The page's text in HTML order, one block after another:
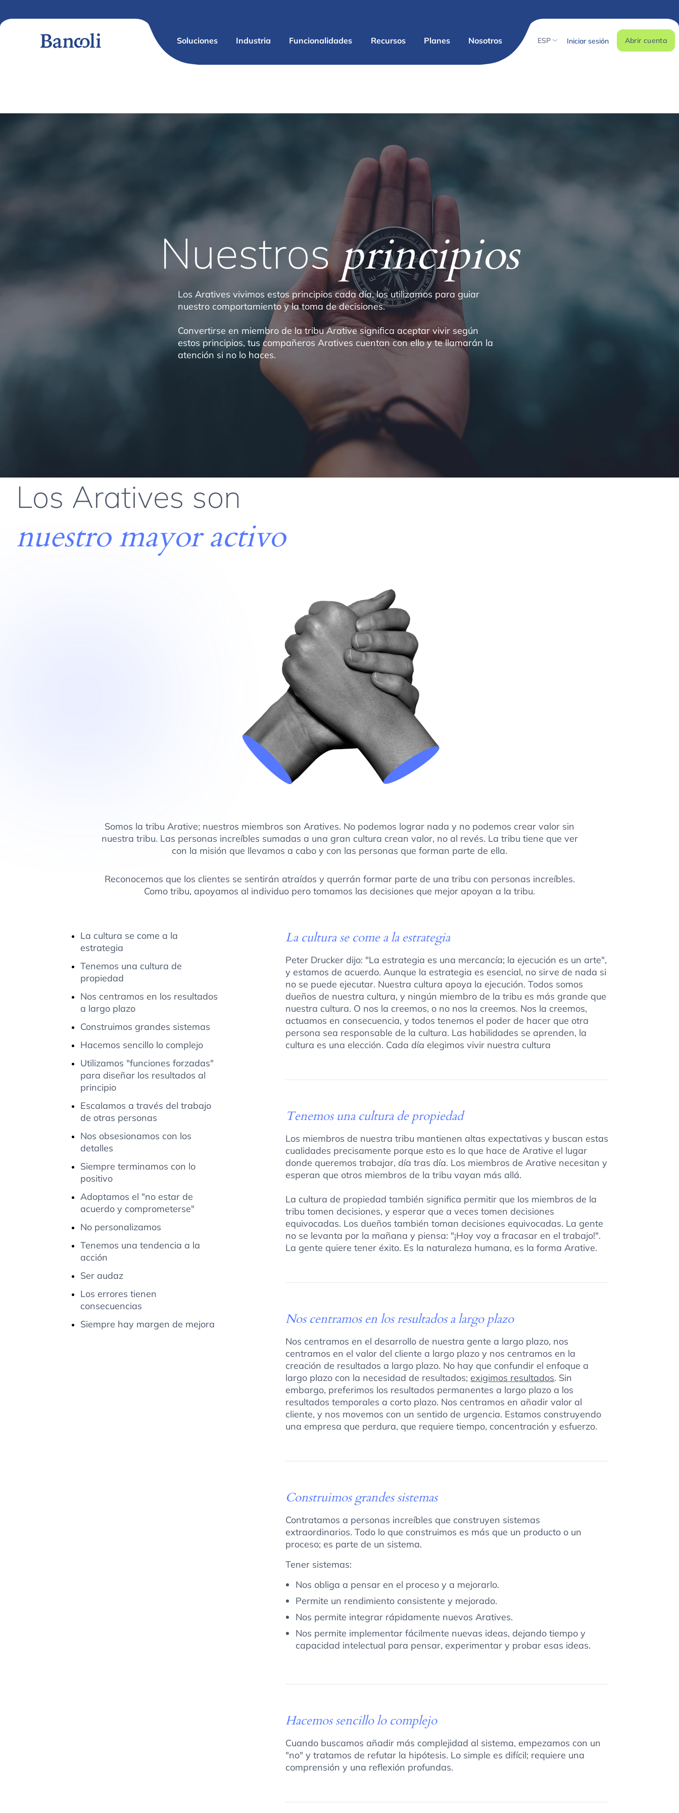
Soluciones Industria Funcionalidades Recursos Planes Nosotros ESP Iniciar sesión Abrir cuenta
Nuestrosprincipios
Los Aratives vivimos estos principios cada día, los utilizamos para guiar
nuestro comportamiento y la toma de decisiones.
Convertirse en miembro de la tribu Arative significa aceptar vivir según
estos principios, tus compañeros Aratives cuentan con ello y te llamarán la
atención si no lo haces.
Los Aratives son
nuestro mayor activo
Somos la tribu Arative; nuestros miembros son Aratives. No podemos lograr nada y no podemos crear valor sin
nuestra tribu. Las personas increíbles sumadas a una gran cultura crean valor, no al revés. La tribu tiene que ver
con la misión que llevamos a cabo y con las personas que forman parte de ella.
Reconocemos que los clientes se sentirán atraídos y querrán formar parte de una tribu con personas increíbles.
Como tribu, apoyamos al individuo pero tomamos las decisiones que mejor apoyan a la tribu.
La cultura se come a la
estrategia
Tenemos una cultura de
propiedad
Nos centramos en los resultados
a largo plazo
Construimos grandes sistemas
Hacemos sencillo lo complejo
Utilizamos "funciones forzadas"
para diseñar los resultados al
principio
Escalamos a través del trabajo
de otras personas
Nos obsesionamos con los
detalles
Siempre terminamos con lo
positivo
Adoptamos el "no estar de
acuerdo y comprometerse"
No personalizamos
Tenemos una tendencia a la
acción
Ser audaz
Los errores tienen
consecuencias
Siempre hay margen de mejora
La cultura se come a la estrategia
Peter Drucker dijo: "La estrategia es una mercancía; la ejecución es un arte",
y estamos de acuerdo. Aunque la estrategia es esencial, no sirve de nada si
no se puede ejecutar. Nuestra cultura apoya la ejecución. Todos somos
dueños de nuestra cultura, y ningún miembro de la tribu es más grande que
nuestra cultura. O nos la creemos, o no nos la creemos. Nos la creemos,
actuamos en consecuencia, y todos tenemos el poder de hacer que otra
persona sea responsable de la cultura. Las habilidades se aprenden, la
cultura es una elección. Cada día elegimos vivir nuestra cultura
Tenemos una cultura de propiedad
Los miembros de nuestra tribu mantienen altas expectativas y buscan estas
cualidades precisamente porque esto es lo que hace de Arative el lugar
donde queremos trabajar, día tras día. Los miembros de Arative necesitan y
esperan que otros miembros de la tribu vayan más allá.
La cultura de propiedad también significa permitir que los miembros de la
tribu tomen decisiones, y esperar que a veces tomen decisiones
equivocadas. Los dueños también toman decisiones equivocadas. La gente
no se levanta por la mañana y piensa: "¡Hoy voy a fracasar en el trabajo!".
La gente quiere tener éxito. Es la naturaleza humana, es la forma Arative.
Nos centramos en los resultados a largo plazo
Nos centramos en el desarrollo de nuestra gente a largo plazo, nos
centramos en el valor del cliente a largo plazo y nos centramos en la
creación de resultados a largo plazo. No hay que confundir el enfoque a
largo plazo con la necesidad de resultados; exigimos resultados. Sin
embargo, preferimos los resultados permanentes a largo plazo a los
resultados temporales a corto plazo. Nos centramos en añadir valor al
cliente, y nos movemos con un sentido de urgencia. Estamos construyendo
una empresa que perdura, que requiere tiempo, concentración y esfuerzo.
Construimos grandes sistemas
Contratamos a personas increíbles que construyen sistemas
extraordinarios. Todo lo que construimos es más que un producto o un
proceso; es parte de un sistema.
Tener sistemas:
Nos obliga a pensar en el proceso y a mejorarlo.
Permite un rendimiento consistente y mejorado.
Nos permite integrar rápidamente nuevos Aratives.
Nos permite implementar fácilmente nuevas ideas, dejando tiempo y
capacidad intelectual para pensar, experimentar y probar esas ideas.
Hacemos sencillo lo complejo
Cuando buscamos añadir más complejidad al sistema, empezamos con un
"no" y tratamos de refutar la hipótesis. Lo simple es difícil; requiere una
comprensión y una reflexión profundas.